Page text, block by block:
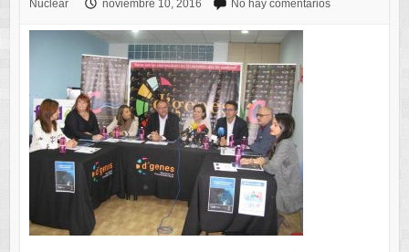
Nuclear
noviembre 10, 2016 No hay comentarios